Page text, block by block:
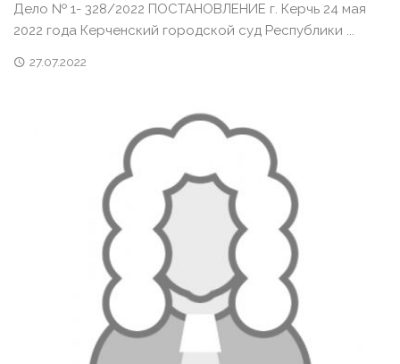
Дело № 1- 328/2022 ПОСТАНОВЛЕНИЕ г. Керчь 24 мая
2022 года Керченский городской суд Республики ...
27.07.2022